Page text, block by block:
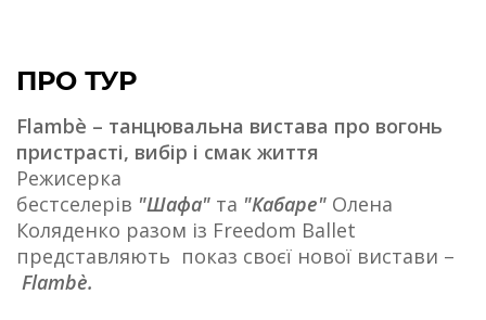
ПРО ТУР
Flambè – танцювальна вистава про вогонь
пристрасті, вибір і смак життя
Режисерка
бестселерів "Шафа" та "Кабаре" Олена
Коляденко разом із Freedom Ballet
представляють показ своєї нової вистави –
Flambè.